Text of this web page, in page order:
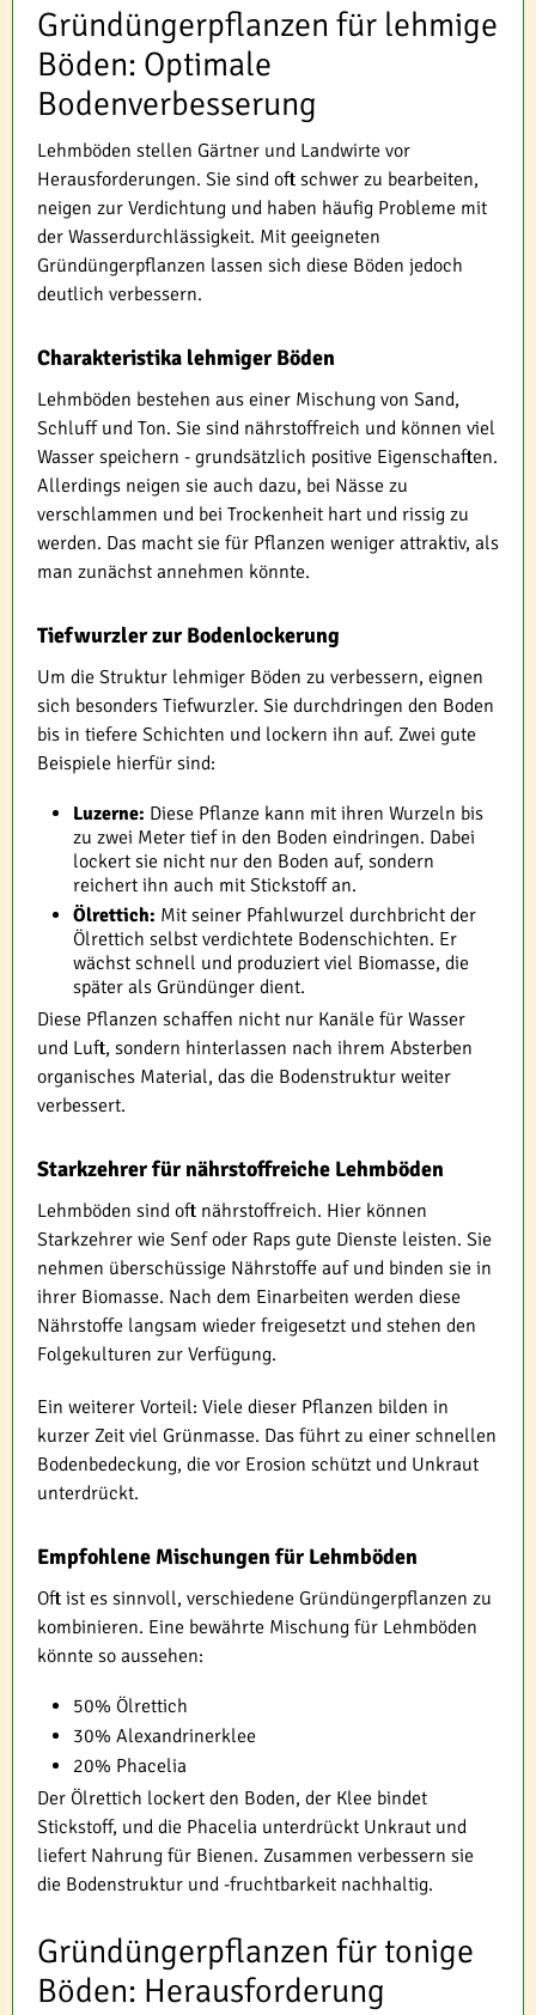
Gründüngerpflanzen für lehmige
Böden: Optimale
Bodenverbesserung
Lehmböden stellen Gärtner und Landwirte vor
Herausforderungen. Sie sind oft schwer zu bearbeiten,
neigen zur Verdichtung und haben häufig Probleme mit
der Wasserdurchlässigkeit. Mit geeigneten
Gründüngerpflanzen lassen sich diese Böden jedoch
deutlich verbessern.
Charakteristika lehmiger Böden
Lehmböden bestehen aus einer Mischung von Sand,
Schluff und Ton. Sie sind nährstoffreich und können viel
Wasser speichern - grundsätzlich positive Eigenschaften.
Allerdings neigen sie auch dazu, bei Nässe zu
verschlammen und bei Trockenheit hart und rissig zu
werden. Das macht sie für Pflanzen weniger attraktiv, als
man zunächst annehmen könnte.
Tiefwurzler zur Bodenlockerung
Um die Struktur lehmiger Böden zu verbessern, eignen
sich besonders Tiefwurzler. Sie durchdringen den Boden
bis in tiefere Schichten und lockern ihn auf. Zwei gute
Beispiele hierfür sind:
Luzerne: Diese Pflanze kann mit ihren Wurzeln bis
zu zwei Meter tief in den Boden eindringen. Dabei
lockert sie nicht nur den Boden auf, sondern
reichert ihn auch mit Stickstoff an.
Ölrettich: Mit seiner Pfahlwurzel durchbricht der
Ölrettich selbst verdichtete Bodenschichten. Er
wächst schnell und produziert viel Biomasse, die
später als Gründünger dient.
Diese Pflanzen schaffen nicht nur Kanäle für Wasser
und Luft, sondern hinterlassen nach ihrem Absterben
organisches Material, das die Bodenstruktur weiter
verbessert.
Starkzehrer für nährstoffreiche Lehmböden
Lehmböden sind oft nährstoffreich. Hier können
Starkzehrer wie Senf oder Raps gute Dienste leisten. Sie
nehmen überschüssige Nährstoffe auf und binden sie in
ihrer Biomasse. Nach dem Einarbeiten werden diese
Nährstoffe langsam wieder freigesetzt und stehen den
Folgekulturen zur Verfügung.
Ein weiterer Vorteil: Viele dieser Pflanzen bilden in
kurzer Zeit viel Grünmasse. Das führt zu einer schnellen
Bodenbedeckung, die vor Erosion schützt und Unkraut
unterdrückt.
Empfohlene Mischungen für Lehmböden
Oft ist es sinnvoll, verschiedene Gründüngerpflanzen zu
kombinieren. Eine bewährte Mischung für Lehmböden
könnte so aussehen:
50% Ölrettich
30% Alexandrinerklee
20% Phacelia
Der Ölrettich lockert den Boden, der Klee bindet
Stickstoff, und die Phacelia unterdrückt Unkraut und
liefert Nahrung für Bienen. Zusammen verbessern sie
die Bodenstruktur und -fruchtbarkeit nachhaltig.
Gründüngerpflanzen für tonige
Böden: Herausforderung